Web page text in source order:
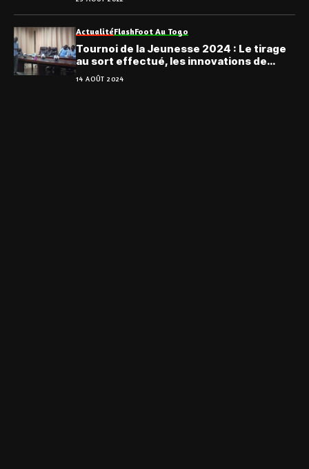
ActualitéFlashFoot Au Togo
Tournoi de la Jeunesse 2024 : Le tirage
au sort effectué, les innovations de
cette édition
14 AOÛT 2024